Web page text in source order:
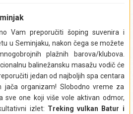
Melasti (
se nalazi na poluostrvu Bukit.
plavoj vodi, ispijati kokosovo
Bar/restoran na plaži Melasti,
za fotografisanje. U dogovoreno
satima krećemo prema hramu
Hram za koji arheolozi smatraju da
se na samom vrhu isturene,
metara iznad talasa
kao da sedi na tronu Balija i čuva
Vam preporučiti šoping suvenira i
u Seminjaku, nakon čega se možete
plažnih barova/klubova.
balinežansku masažu vodič će
jedan od najboljih spa centara
jača organizam! Slobodno vreme za
sve one koji više vole aktivan odmor,
izlet: Treking vulkan Batur i